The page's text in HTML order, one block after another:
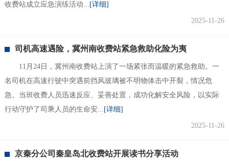
收费站成立应急演练活动... [详细]
2025-11-26
司机高速遇险，冀州南收费站紧急救助化险为夷
11月24日，冀州南收费站上演了一场紧张而温暖的紧急救助。一
名司机在高速行驶中突遇前挡风玻璃被不明物体击中开裂，情况危
急。当班收费人员迅速反应、妥善处置，成功化解安全风险，以实际
行动守护了司乘人员的生命安... [详细]
2025-11-26
京秦分公司秦皇岛北收费站开展读书分享活动